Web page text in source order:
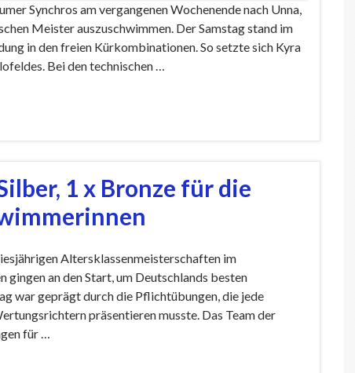
Synchros am vergangenen Wochenende nach Unna,
Meister auszuschwimmen. Der Samstag stand im
in den freien Kürkombinationen. So setzte sich Kyra
Bei den technischen …
1 x Bronze für die
Altersklassenmeisterschaften im
an den Start, um Deutschlands besten
war geprägt durch die Pflichtübungen, die jede
präsentieren musste. Das Team der
für …